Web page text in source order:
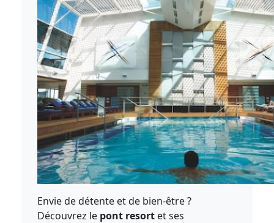
Envie de détente et de bien-être ?
Découvrez le pont resort et ses